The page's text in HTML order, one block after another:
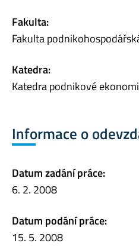
Fakulta:
Fakulta
Katedra:
Katedra podnikové
Informace o
Datum zadání práce:
6. 2. 2008
Datum podání práce:
15. 5. 2008